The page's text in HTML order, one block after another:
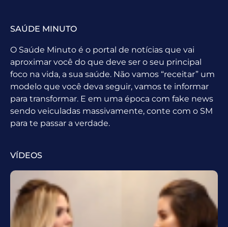
SAÚDE MINUTO
O Saúde Minuto é o portal de notícias que vai
aproximar você do que deve ser o seu principal
foco na vida, a sua saúde. Não vamos “receitar” um
modelo que você deva seguir, vamos te informar
para transformar. E em uma época com fake news
sendo veiculadas massivamente, conte com o SM
para te passar a verdade.
VÍDEOS